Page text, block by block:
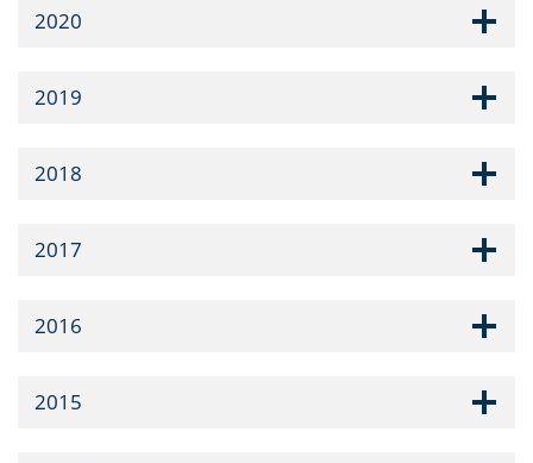
2020
2019
2018
2017
2016
2015